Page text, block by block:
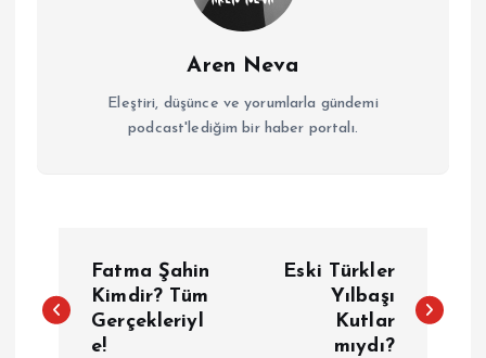
Aren Neva
Eleştiri, düşünce ve yorumlarla gündemi
podcast'lediğim bir haber portalı.
a
Fatma Şahin
Kimdir? Tüm
Gerçekleriyl
e!
Eski Türkler
Yılbaşı
Kutlar
mıydı?